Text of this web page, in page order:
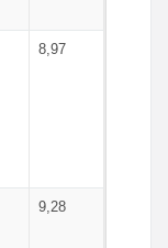
8,97
9,28